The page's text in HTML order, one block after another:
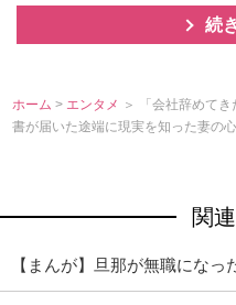
続
ホーム > エンタメ ＞ 「会社辞めて
書が届いた途端に現実を知った妻の
関
【まんが】旦那が無職になっ